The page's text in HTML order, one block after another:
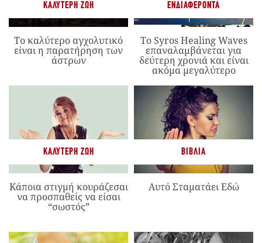
ΚΑΛΎΤΕΡΗ ΖΩΉ
Το καλύτερο αγχολυτικό
είναι η παρατήρηση των
άστρων
ΕΝΔΙΑΦΈΡΟΝΤΑ
Το Syros Healing Waves
επαναλαμβάνεται για
δεύτερη χρονιά και είναι
ακόμα μεγαλύτερο
ΚΑΛΎΤΕΡΗ ΖΩΉ
Κάποια στιγμή κουράζεσαι
να προσπαθείς να είσαι
“σωστός”
ΒΙΒΛΊΑ
Αυτό Σταματάει Εδώ